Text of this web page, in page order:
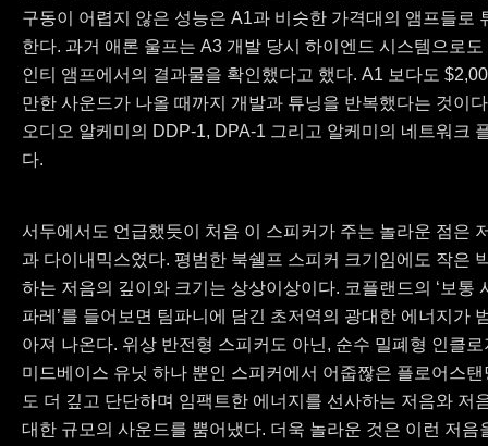
구동이 어렵지 않은 성능은 A1과 비슷한 가격대의 앰프들로
한다. 과거 애론 울프는 A3 개발 당시 하이엔드 시스템으로
인티 앰프에서의 결과물을 확인했다고 했다. A1 보다도
만한 사운드가 나올 때까지 개발과 튜닝을 반복했다는 것이
오디오 알케미의 DDP-1, DPA-1 그리고 알케미의 네트워크
다.
서두에서도 언급했듯이 처음 이 스피커가 주는 놀라운 점은
과 다이내믹스였다. 평범한 북쉘프 스피커 크기임에도 작은
하는 저음의 깊이와 크기는 상상이상이다. 코플랜드의 ‘보통
파레’를 들어보면 팀파니에 담긴 초저역의 광대한 에너지가
아져 나온다. 위상 반전형 스피커도 아닌, 순수 밀폐형 인클
미드베이스 유닛 하나 뿐인 스피커에서 어줍짢은 플로어스
도 더 깊고 단단하며 임팩트한 에너지를 선사하는 저음와 저
대한 규모의 사운드를 뿜어냈다. 더욱 놀라운 것은 이런 저음